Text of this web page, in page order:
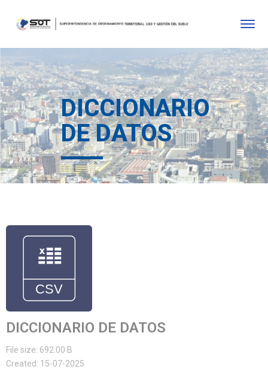
DICCIONARIO
DE DATOS
DICCIONARIO DE DATOS
File size: 692.00 B
Created: 15-07-2025